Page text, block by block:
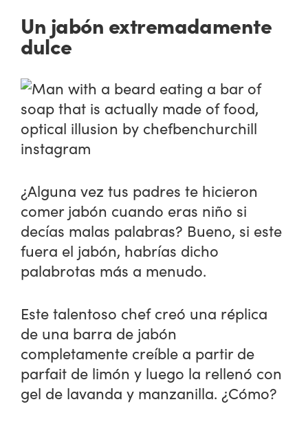
Un jabón extremadamente
dulce
¿Alguna vez tus padres te hicieron
comer jabón cuando eras niño si
decías malas palabras? Bueno, si este
fuera el jabón, habrías dicho
palabrotas más a menudo.
Este talentoso chef creó una réplica
de una barra de jabón
completamente creíble a partir de
parfait de limón y luego la rellenó con
gel de lavanda y manzanilla. ¿Cómo?